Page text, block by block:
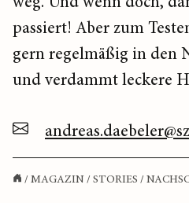
passiert! Aber zum
gern regelmäßig in den
und verdammt leckere
/ MAGAZIN/ STORIES /